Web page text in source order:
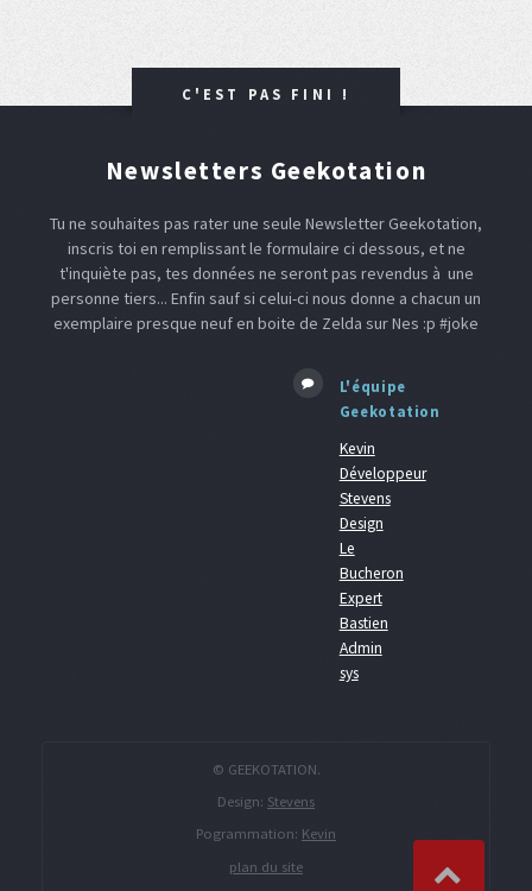
C'EST PAS FINI !
Newsletters Geekotation
Tu ne souhaites pas rater une seule Newsletter Geekotation,
inscris toi en remplissant le formulaire ci dessous, et ne
t'inquiète pas, tes données ne seront pas revendus à une
personne tiers... Enfin sauf si celui-ci nous donne a chacun un
exemplaire presque neuf en boite de Zelda sur Nes :p #joke
L'équipe
Geekotation
Kevin
Développeur
Stevens
Design
Le
Bucheron
Expert
Bastien
Admin
sys
© GEEKOTATION.
Design: Stevens
Pogrammation: Kevin
plan du site